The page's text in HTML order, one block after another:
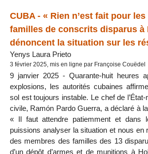
CUBA - « Rien n’est fait pour
familles de conscrits disparus à
dénoncent la situation sur les
Yenys Laura Prieto
3 février 2025, mis en ligne par Françoise Couëdel
9 janvier 2025 - Quarante-huit heures
explosions, les autorités cubaines
sol est toujours instable. Le chef de
civile, Ramón Pardo Guerra, a déclaré à
« Il faut attendre patiemment et dans
puissions analyser la situation et nous en
des membres des familles des 13
d’un dépôt d’armes et de munitions à